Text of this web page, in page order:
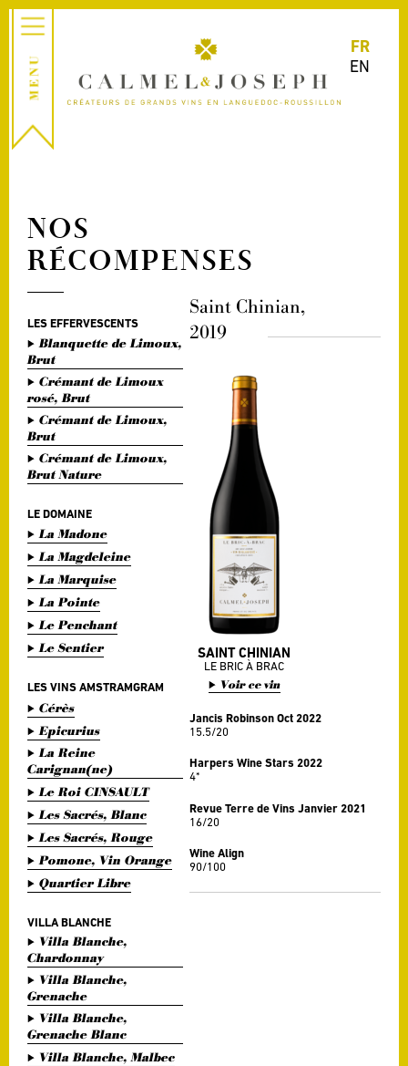
FR
EN
NOS
RÉCOMPENSES
LES EFFERVESCENTS
Blanquette de Limoux,
Brut
Crémant de Limoux
rosé, Brut
Crémant de Limoux,
Brut
Crémant de Limoux,
Brut Nature
LE DOMAINE
La Madone
La Magdeleine
La Marquise
La Pointe
Le Penchant
Le Sentier
LES VINS AMSTRAMGRAM
Cérès
Epicurius
La Reine
Carignan(ne)
Le Roi CINSAULT
Les Sacrés, Blanc
Les Sacrés, Rouge
Pomone, Vin Orange
Quartier Libre
VILLA BLANCHE
Villa Blanche,
Chardonnay
Villa Blanche,
Grenache
Villa Blanche,
Grenache Blanc
Villa Blanche, Malbec
Saint Chinian,
2019
SAINT CHINIAN
LE BRIC À BRAC
Voir ce vin
Jancis Robinson Oct 2022
15.5/20
Harpers Wine Stars 2022
4*
Revue Terre de Vins Janvier 2021
16/20
Wine Align
90/100